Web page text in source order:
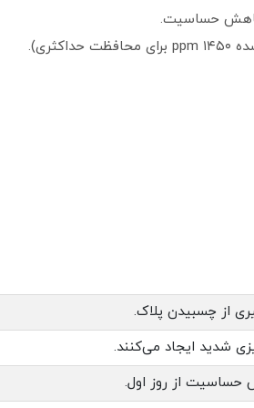
شدید ایجاد می‌کنند.
حساسیت از روز اول.